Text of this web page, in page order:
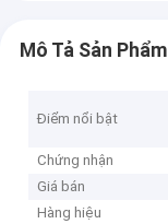
Mô Tả Sản Phẩm
Điểm nổi bật
Chứng nhận
Giá bán
Hàng hiệu